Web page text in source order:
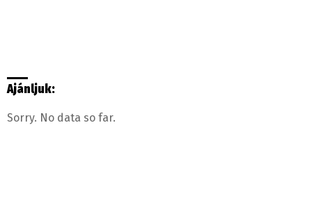
Ajánljuk:
Sorry. No data so far.